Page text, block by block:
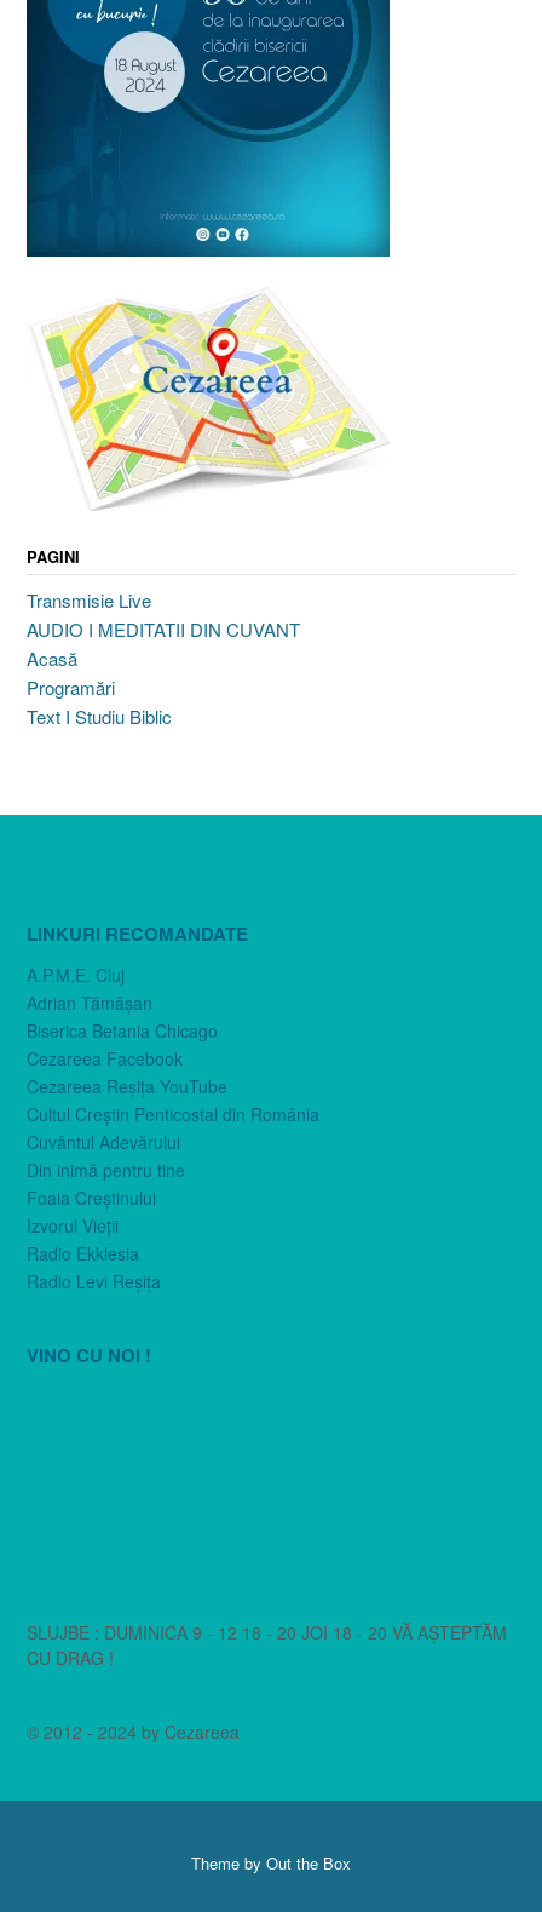
PAGINI
Transmisie Live
AUDIO I MEDITATII DIN CUVANT
Acasă
Programări
Text I Studiu Biblic
LINKURI RECOMANDATE
A.P.M.E. Cluj
Adrian Tămăşan
Biserica Betania Chicago
Cezareea Facebook
Cezareea Reşiţa YouTube
Cultul Creştin Penticostal din România
Cuvântul Adevărului
Din inimă pentru tine
Foaia Creştinului
Izvorul Vieţii
Radio Ekklesia
Radio Levi Reşiţa
VINO CU NOI !
SLUJBE : DUMINICA 9 - 12 18 - 20 JOI 18 - 20 VĂ AȘTEPTĂM
CU DRAG !
© 2012 - 2024 by Cezareea
Theme by Out the Box